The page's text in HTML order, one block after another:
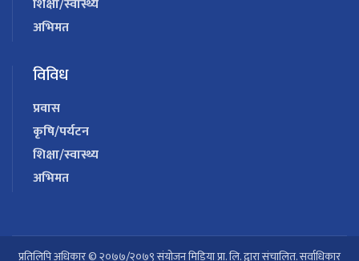
अभिमत
विविध
प्रवास
कृषि/पर्यटन
शिक्षा/स्वास्थ्य
अभिमत
प्रतिलिपि अधिकार © २०७७/२०७९ संयोजन मिडिया प्रा. लि. द्वारा संचालित. सर्वाधिकार